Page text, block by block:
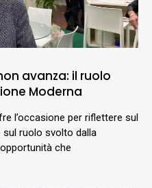
avanza: il ruolo
Moderna
l’occasione per riflettere sul
ruolo svolto dalla
che